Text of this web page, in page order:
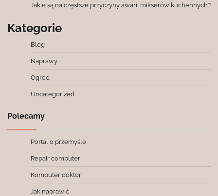
Jakie są najczęstsze przyczyny awarii mikserów kuchennych?
Kategorie
Blog
Naprawy
Ogród
Uncategorized
Polecamy
Portal o przemyśle
Repair computer
Komputer doktor
Jak naprawić